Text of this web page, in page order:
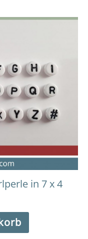
in 7 x 4